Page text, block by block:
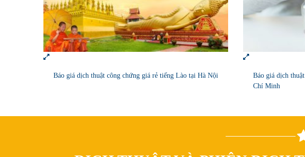
Báo giá dịch thuật công chứng giá rẻ tiếng Lào tại Hà Nội
Báo giá dịch
Chí Minh